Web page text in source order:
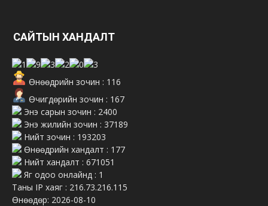
САЙТЫН ХАНДАЛТ
Өнөөдрийн зочин : 116
Өчигдөрийн зочин : 167
Энэ сарын зочин : 2400
Энэ жилийн зочин : 37189
Нийт зочин : 193203
Өнөөдрийн хандалт : 177
Нийт хандалт : 671051
Яг одоо онлайнд : 1
Таны IP хаяг : 216.73.216.115
Өнөөдөр: 2026-08-10